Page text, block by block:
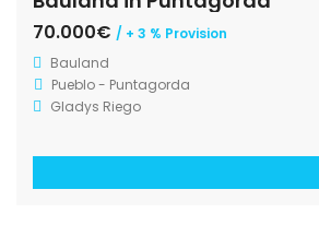
70.000€ / + 3 % Provision
Bauland
Pueblo - Puntagorda
Gladys Riego